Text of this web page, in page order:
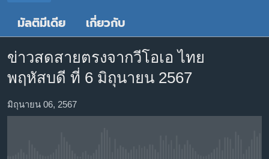
หน้า
หลัก
ไป
การ
ไทย
ธุรกิจ
วิทยาศาสตร์
ไลฟ์สไตล์
Spotify
สมัคร
มัลติมีเดีย เกี่ยวกับ
ข่าวสดสายตรงจากวีโอเอ ไทย
พฤหัสบดี ที่ 6 มิถุนายน 2567
มิถุนายน 06, 2567